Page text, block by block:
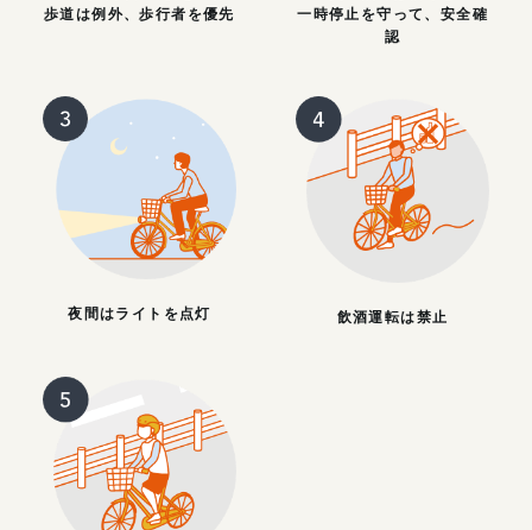
歩道は例外、歩行者を優先
一時停止を守って、安全確
認
夜間はライトを点灯 飲酒運転は禁止